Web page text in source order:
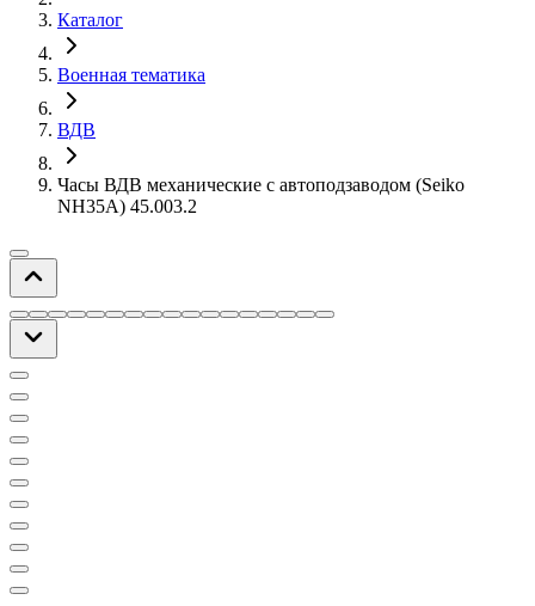
Каталог
Военная тематика
ВДВ
Часы ВДВ механические с автоподзаводом (Seiko
NH35A) 45.003.2